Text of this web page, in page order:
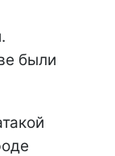
были